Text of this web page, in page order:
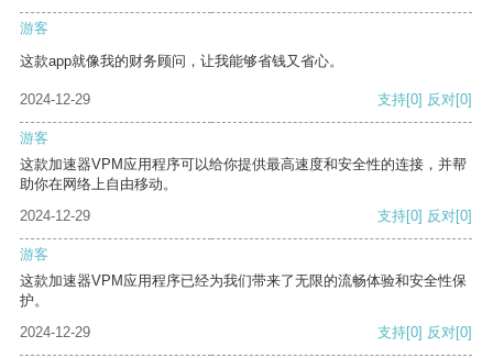
游客
这款app就像我的财务顾问，让我能够省钱又省心。
2024-12-29 支持[0] 反对[0]
游客
这款加速器VPM应用程序可以给你提供最高速度和安全性的连接，并帮
助你在网络上自由移动。
2024-12-29
支持[0] 反对[0]
游客
这款加速器VPM应用程序已经为我们带来了无限的流畅体验和安全性保
护。
2024-12-29
支持[0] 反对[0]